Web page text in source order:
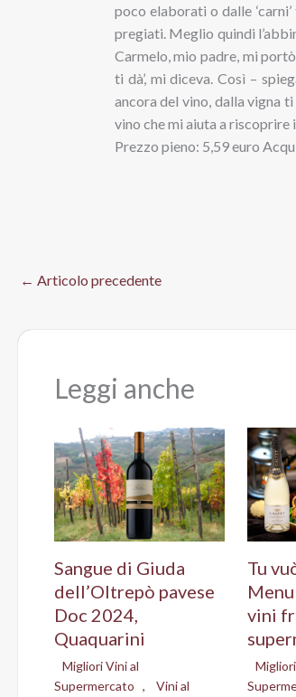
poco elaborati o dalle
pregiati. Meglio quindi
Carmelo, mio padre, mi
ti dà’, mi diceva. Così –
ancora del vino, dalla vigna
vino che mi aiuta a
Prezzo pieno: 5,59 euro
← Articolo precedente
Leggi anche
Sangue di Giuda
dell’Oltrepò pavese
Doc 2024,
Quaquarini
Migliori Vini al
Supermercato ,
Vini al
Tu
vini